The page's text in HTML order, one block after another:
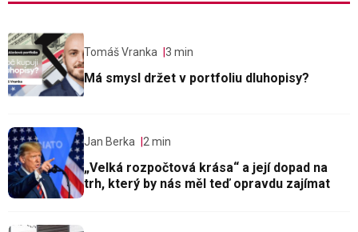
Tomáš Vranka 3 min
Má smysl držet v portfoliu dluhopisy?
Jan Berka 2 min
„Velká rozpočtová krása“ a její dopad na
trh, který by nás měl teď opravdu zajímat